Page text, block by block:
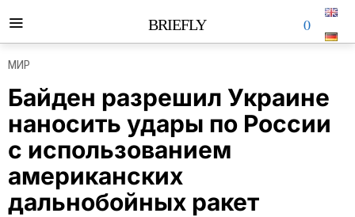
BRIEFLY 0
МИР
Байден разрешил Украине
наносить удары по России
с использованием
американских
дальнобойных ракет